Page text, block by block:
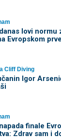
lovi normu
Evropskom
Cliff Diving
Igor
finale
Zdrav sam i